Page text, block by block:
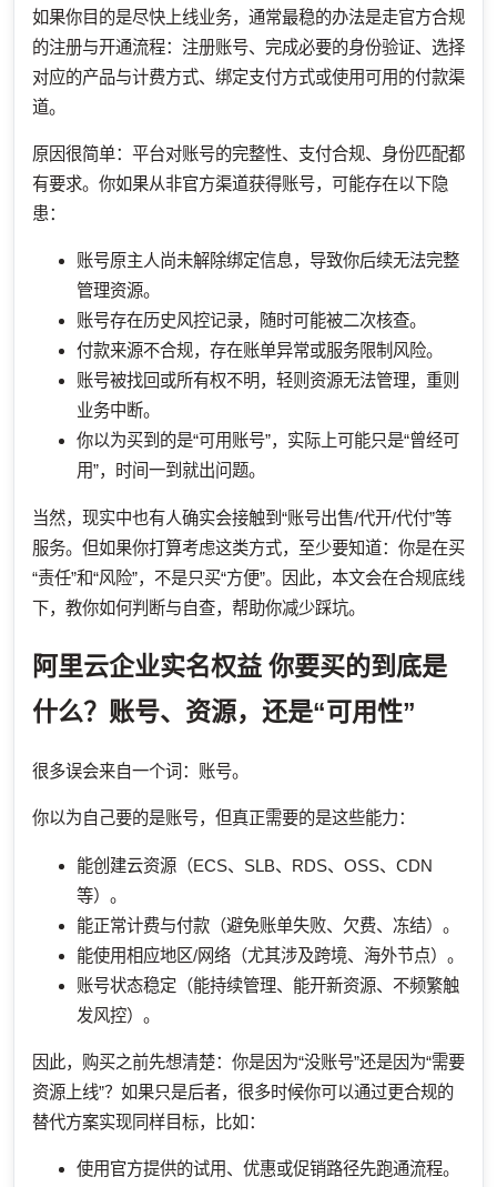
如果你目的是尽快上线业务，通常最稳的办法是走官方合规
的注册与开通流程：注册账号、完成必要的身份验证、选择
对应的产品与计费方式、绑定支付方式或使用可用的付款渠
道。
原因很简单：平台对账号的完整性、支付合规、身份匹配都
有要求。你如果从非官方渠道获得账号，可能存在以下隐
患：
账号原主人尚未解除绑定信息，导致你后续无法完整
管理资源。
账号存在历史风控记录，随时可能被二次核查。
付款来源不合规，存在账单异常或服务限制风险。
账号被找回或所有权不明，轻则资源无法管理，重则
业务中断。
你以为买到的是“可用账号”，实际上可能只是“曾经可
用”，时间一到就出问题。
当然，现实中也有人确实会接触到“账号出售/代开/代付”等
服务。但如果你打算考虑这类方式，至少要知道：你是在买
“责任”和“风险”，不是只买“方便”。因此，本文会在合规底线
下，教你如何判断与自查，帮助你减少踩坑。
阿里云企业实名权益 你要买的到底是
什么？账号、资源，还是“可用性”
很多误会来自一个词：账号。
你以为自己要的是账号，但真正需要的是这些能力：
能创建云资源（ECS、SLB、RDS、OSS、CDN
等）。
能正常计费与付款（避免账单失败、欠费、冻结）。
能使用相应地区/网络（尤其涉及跨境、海外节点）。
账号状态稳定（能持续管理、能开新资源、不频繁触
发风控）。
因此，购买之前先想清楚：你是因为“没账号”还是因为“需要
资源上线”？如果只是后者，很多时候你可以通过更合规的
替代方案实现同样目标，比如：
使用官方提供的试用、优惠或促销路径先跑通流程。